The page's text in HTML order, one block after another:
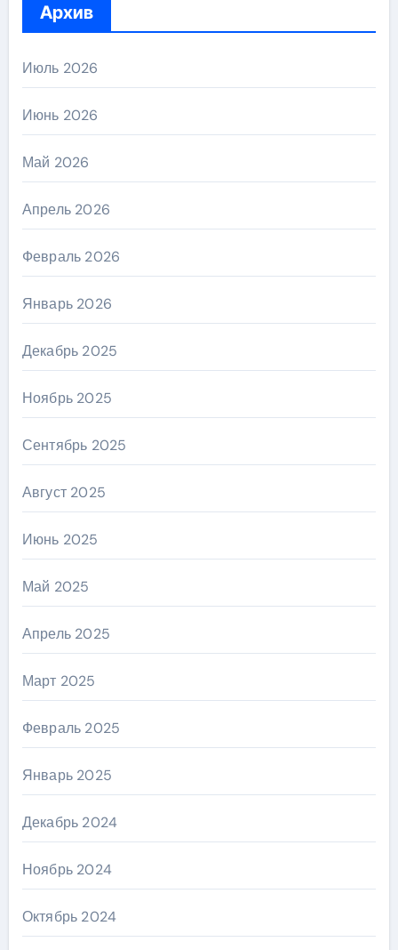
Архив
Июль 2026
Июнь 2026
Май 2026
Апрель 2026
Февраль 2026
Январь 2026
Декабрь 2025
Ноябрь 2025
Сентябрь 2025
Август 2025
Июнь 2025
Май 2025
Апрель 2025
Март 2025
Февраль 2025
Январь 2025
Декабрь 2024
Ноябрь 2024
Октябрь 2024